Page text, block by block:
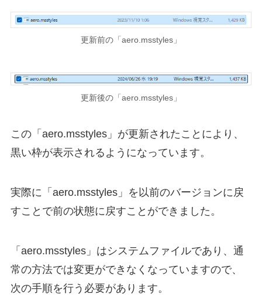
更新前の「aero.msstyles」
更新後の「aero.msstyles」
この「aero.msstyles」が更新されたことにより、
黒い枠が表示されるようになっています。
実際に「aero.msstyles」を以前のバージョンに戻
すことで前の状態に戻すことができました。
「aero.msstyles」はシステムファイルであり、通
常の方法では変更ができなくなっていますので、
次の手順を行う必要があります。